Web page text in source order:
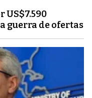
US$7.590
guerra de ofertas